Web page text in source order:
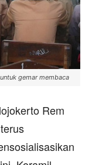
gemar membaca
Rem